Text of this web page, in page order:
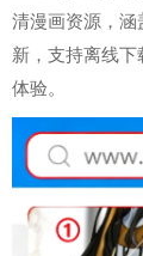
清漫画资源，涵
新，支持离线
体验。